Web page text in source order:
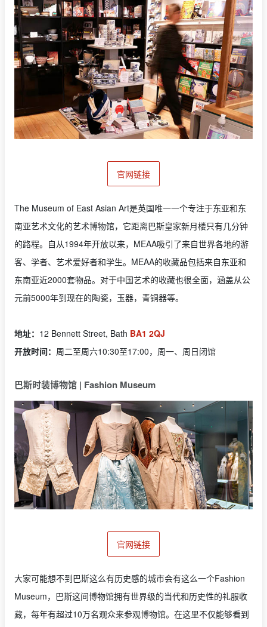
官网链接
The Museum of East Asian Art是英国唯一一个专注于东亚和东
南亚艺术文化的艺术博物馆，它距离巴斯皇家新月楼只有几分钟
的路程。自从1994年开放以来，MEAA吸引了来自世界各地的游
客、学者、艺术爱好者和学生。MEAA的收藏品包括来自东亚和
东南亚近2000套物品。对于中国艺术的收藏也很全面，涵盖从公
元前5000年到现在的陶瓷，玉器，青铜器等。
地址： 12 Bennett Street, Bath BA1 2QJ
开放时间： 周二至周六10:30至17:00，周一、周日闭馆
巴斯时装博物馆 | Fashion Museum
官网链接
大家可能想不到巴斯这么有历史感的城市会有这么一个Fashion
Museum，巴斯这间博物馆拥有世界级的当代和历史性的礼服收
藏，每年有超过10万名观众来参观博物馆。在这里不仅能够看到